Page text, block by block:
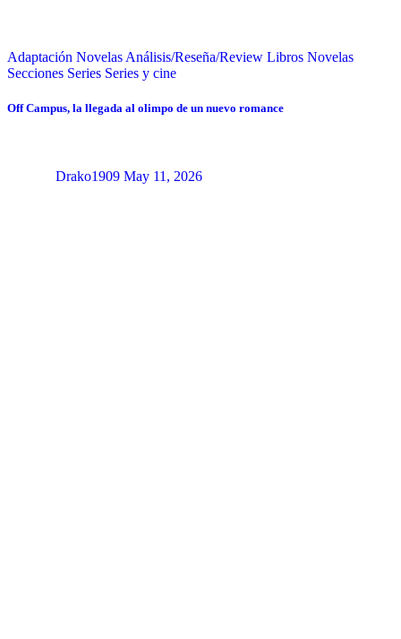
Adaptación Novelas Análisis/Reseña/Review Libros Novelas
Secciones Series Series y cine
Off Campus, la llegada al olimpo de un nuevo romance
Drako1909 May 11, 2026